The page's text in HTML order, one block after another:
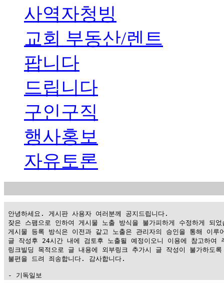
사역자청빙
교회 부동산/렌트
팝니다
드립니다
구인구직
행사홍보
자유토론
안녕하세요. 게시판 사용자 여러분께 공지드립니다.
잦은 스팸으로 인하여 게시물 노출 방식을 불가피하게 수정하게 되었
게시물 등록 방식은 이전과 같고 노출은 관리자의 승인을 통해 이루
글 작성후 24시간 내에 검토후 노출될 예정이오니 이용에 참고하여
링크빌딩 목적으로 글 내용에 외부링크 추가시 글 작성이 불가하도
불편을 드려 죄송합니다. 감사합니다.
- 기독일보